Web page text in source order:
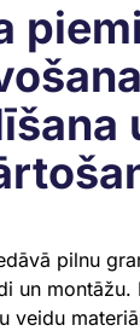
pilnu
un montāžu.
veidu